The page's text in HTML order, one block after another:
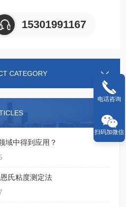
15301991167
CATEGORY
域中得到应用？
氏粘度测定法
电话咨询
扫码加微信